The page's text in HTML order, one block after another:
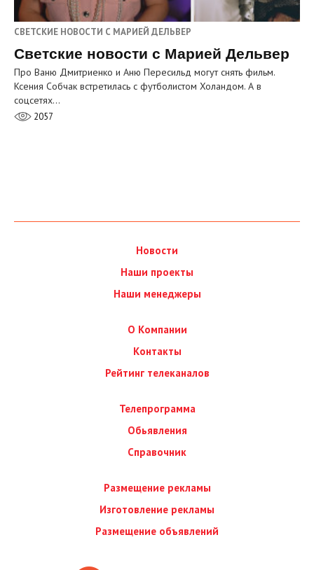
СВЕТСКИЕ НОВОСТИ С МАРИЕЙ ДЕЛЬВЕР
Светские новости с Марией Дельвер
Про Ваню Дмитриенко и Аню Пересильд могут снять фильм.
Ксения Собчак встретилась с футболистом Холандом. А в
соцсетях…
2057
Новости
Наши проекты
Наши менеджеры
О Компании
Контакты
Рейтинг телеканалов
Телепрограмма
Обьявления
Справочник
Размещение рекламы
Изготовление рекламы
Размещение объявлений